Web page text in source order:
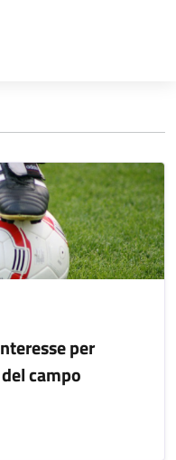
per
campo